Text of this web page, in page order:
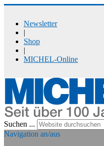
Newsletter
|
Shop
|
MICHEL-Online
Suchen ...
Navigation an/aus